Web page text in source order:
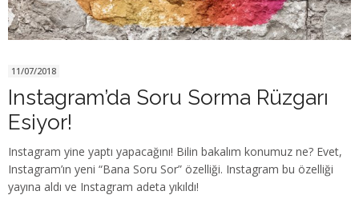
11/07/2018
Instagram’da Soru Sorma Rüzgarı
Esiyor!
Instagram yine yaptı yapacağını! Bilin bakalım konumuz ne? Evet,
Instagram’ın yeni “Bana Soru Sor” özelliği. Instagram bu özelliği
yayına aldı ve Instagram adeta yıkıldı!